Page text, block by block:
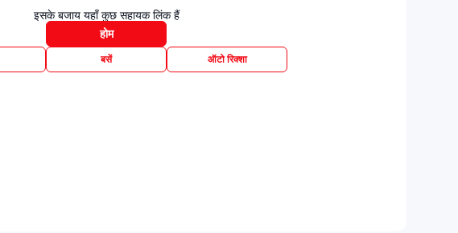
इसके बजाय यहाँ कुछ सहायक लिंक हैं
होम
बसें ऑटो रिक्शा